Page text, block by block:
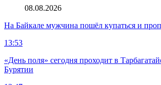
08.08.2026
На Байкале мужчина пошёл купаться и
13:53
«День поля» сегодня проходит в
Бурятии